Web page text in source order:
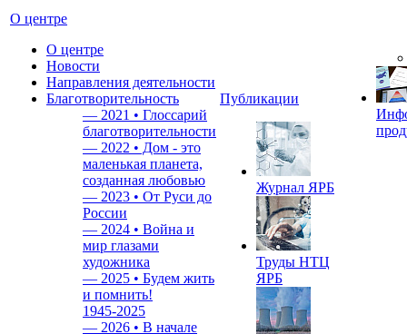
О центре
О центре
Новости
Направления деятельности
Благотворительность
— 2021 • Глоссарий
благотворительности
— 2022 • Дом - это
маленькая планета,
созданная любовью
— 2023 • От Руси до
России
— 2024 • Война и
мир глазами
художника
— 2025 • Будем жить
и помнить!
1945-2025
— 2026 • В начале
Публикации
Журнал ЯРБ
Труды НТЦ
ЯРБ